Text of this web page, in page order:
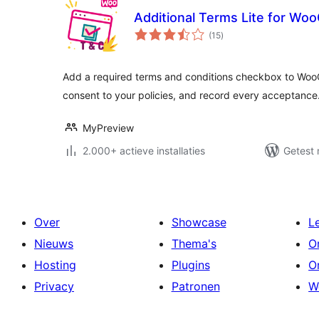
Additional Terms Lite for
(15totaal
waarderingen
)
Add a required terms and conditions checkbox to
consent to your policies, and record every acceptance.
MyPreview
2.000+ actieve installaties
Getest
Over
Nieuws
Hosting
Privacy
Showcase
Thema's
Plugins
Patronen